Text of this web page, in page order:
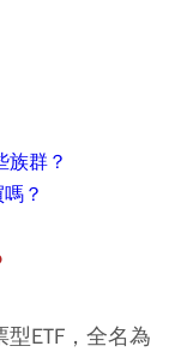
群？
？
ETF，全名為